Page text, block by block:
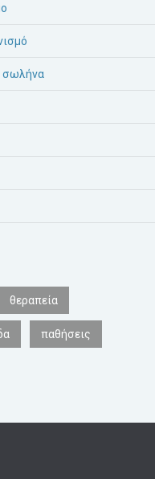
σωλήνα
θεραπεία
παθήσεις